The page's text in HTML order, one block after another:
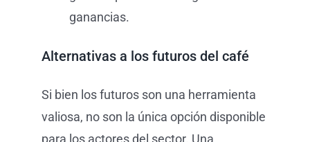
ganancias.
Alternativas a los futuros del café
Si bien los futuros son una herramienta
valiosa, no son la única opción disponible